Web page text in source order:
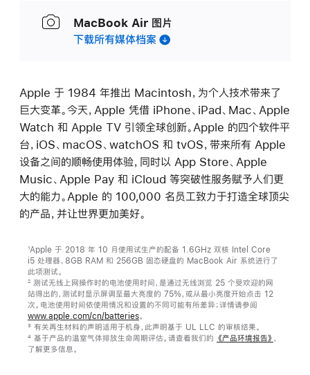
MacBook Air 图片
下载所有媒体档案
Apple 于 1984 年推出 Macintosh，为个人技术带来了
巨大变革。今天，Apple 凭借 iPhone、iPad、Mac、Apple
Watch 和 Apple TV 引领全球创新。Apple 的四个软件平
台，iOS、macOS、watchOS 和 tvOS，带来所有 Apple
设备之间的顺畅使用体验，同时以 App Store、Apple
Music、Apple Pay 和 iCloud 等突破性服务赋予人们更
大的能力。Apple 的 100,000 名员工致力于打造全球顶尖
的产品，并让世界更加美好。
1 Apple 于 2018 年 10 月使用试生产的配备 1.6GHz 双核 Intel Core
i5 处理器、8GB RAM 和 256GB 固态硬盘的 MacBook Air 系统进行了
此项测试。
2 测试无线上网操作时的电池使用时间，是通过无线浏览 25 个受欢迎的网
站得出的，测试时显示屏调至最大亮度的 75%，或从最小亮度开始点击 12
次。电池使用时间依使用情况和设置的不同可能有所差异；详情请参阅
www.apple.com/cn/batteries。
3 有关再生材料的声明适用于机身，此声明基于 UL LLC 的审核结果。
4 基于产品的温室气体排放生命周期评估。请查看我们的 《产品环境报告》 ，
了解更多信息。